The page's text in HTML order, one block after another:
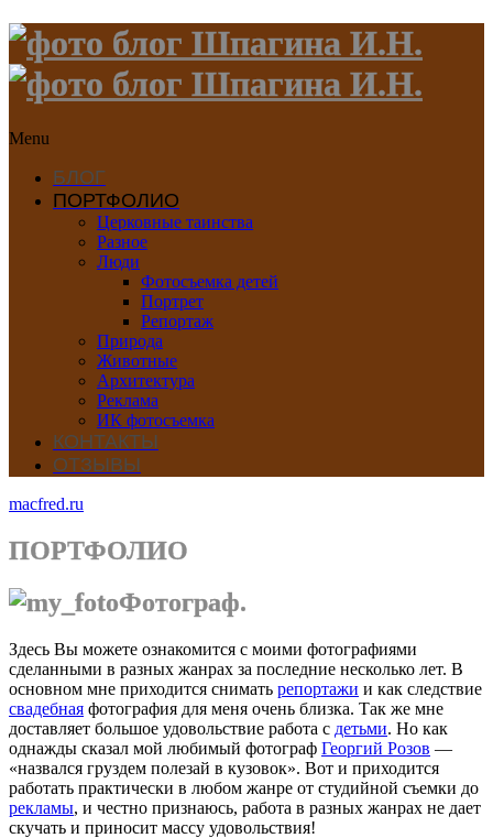
Menu
БЛОГ
ПОРТФОЛИО
Церковные таинства
Разное
Люди
Фотосъемка детей
Портрет
Репортаж
Природа
Животные
Архитектура
Реклама
ИК фотосъемка
КОНТАКТЫ
ОТЗЫВЫ
macfred.ru
ПОРТФОЛИО
Фотограф.
Здесь Вы можете ознакомится с моими фотографиями
сделанными в разных жанрах за последние несколько лет. В
основном мне приходится снимать репортажи и как следствие
свадебная фотография для меня очень близка. Так же мне
доставляет большое удовольствие работа с детьми. Но как
однажды сказал мой любимый фотограф Георгий Розов —
«назвался груздем полезай в кузовок». Вот и приходится
работать практически в любом жанре от студийной съемки до
рекламы, и честно признаюсь, работа в разных жанрах не дает
скучать и приносит массу удовольствия!